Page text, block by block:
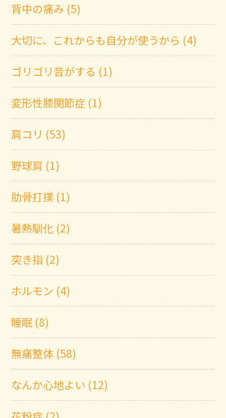
背中の痛み (5)
大切に、これからも自分が使うから (4)
ゴリゴリ音がする (1)
変形性膝関節症 (1)
肩コリ (53)
野球肩 (1)
肋骨打撲 (1)
暑熱馴化 (2)
突き指 (2)
ホルモン (4)
睡眠 (8)
無痛整体 (58)
なんか心地よい (12)